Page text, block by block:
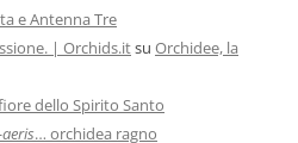
e Antenna Tre
| Orchids.itsu Orchidee, la
dello Spirito Santo
… orchidea ragno